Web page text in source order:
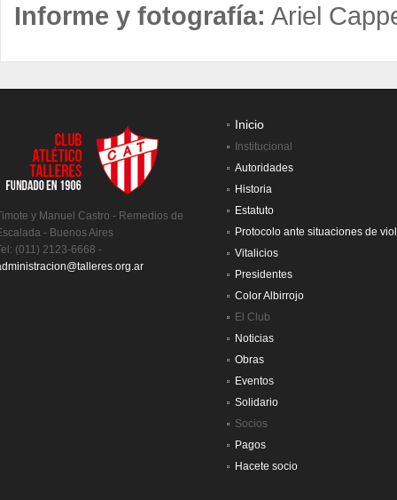
Informe y fotografía: Ariel
y Manuel Castro - Remedios de
- Buenos Aires
(011) 2123-6668 -
Inicio
Institucional
Autoridades
Historia
Estatuto
Protocolo ante situaciones de
Vitalicios
Presidentes
Color Albirrojo
El Club
Noticias
Obras
Eventos
Solidario
Socios
Pagos
Hacete socio